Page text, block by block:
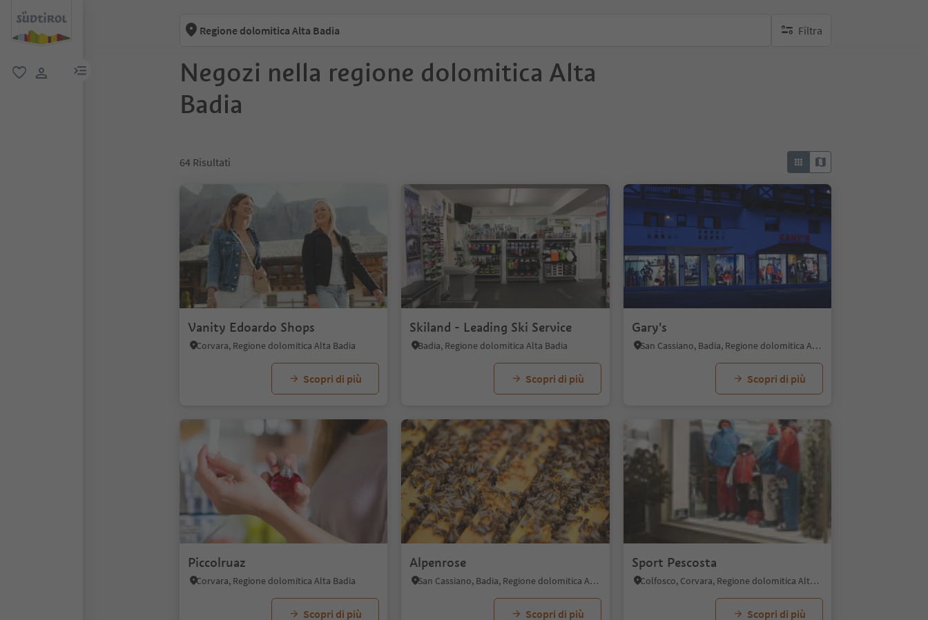
menu link
Regione dolomitica Alta Badia Filtra
nessun filtro attivo
Negozi nella regione dolomitica Alta
Badia
64 Risultati
Vanity Edoardo Shops
Corvara, Regione dolomitica Alta Badia
Scopri di più
Skiland - Leading Ski Service
Badia, Regione dolomitica Alta Badia
Scopri di più
Gary's
San Cassiano, Badia, Regione dolomitica Alta Badia
Scopri di più
Piccolruaz
Corvara, Regione dolomitica Alta Badia
Scopri di più
Alpenrose
San Cassiano, Badia, Regione dolomitica Alta Badia
Scopri di più
Sport Pescosta
Colfosco, Corvara, Regione dolomitica Alta Badia
Scopri di più